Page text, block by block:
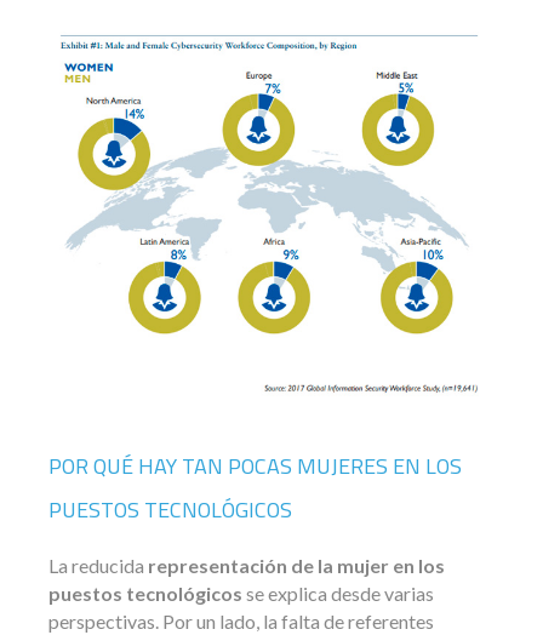
POR QUÉ HAY TAN POCAS MUJERES EN LOS
PUESTOS TECNOLÓGICOS
La reducida representación de la mujer en los
puestos tecnológicos se explica desde varias
perspectivas. Por un lado, la falta de referentes